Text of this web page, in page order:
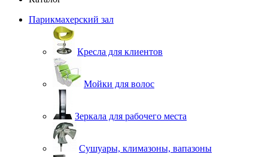
Парикмахерский зал
Кресла для клиентов
Мойки для волос
Зеркала для рабочего места
Сушуары, климазоны, вапазоны